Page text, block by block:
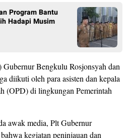
Program Bantu
Hadapi Musim
Gubernur Bengkulu Rosjonsyah dan
diikuti oleh para asisten dan kepala
(OPD) di lingkungan Pemerintah
awak media, Plt Gubernur
kegiatan peninjauan dan